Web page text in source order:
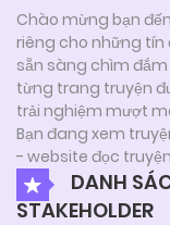
Chào mừng bạn
riêng cho những tín
sẵn sàng chìm
từng trang truyện
trải nghiệm mượt
Bạn đang xem
- website đọc
DANH
STAKEHOLDER